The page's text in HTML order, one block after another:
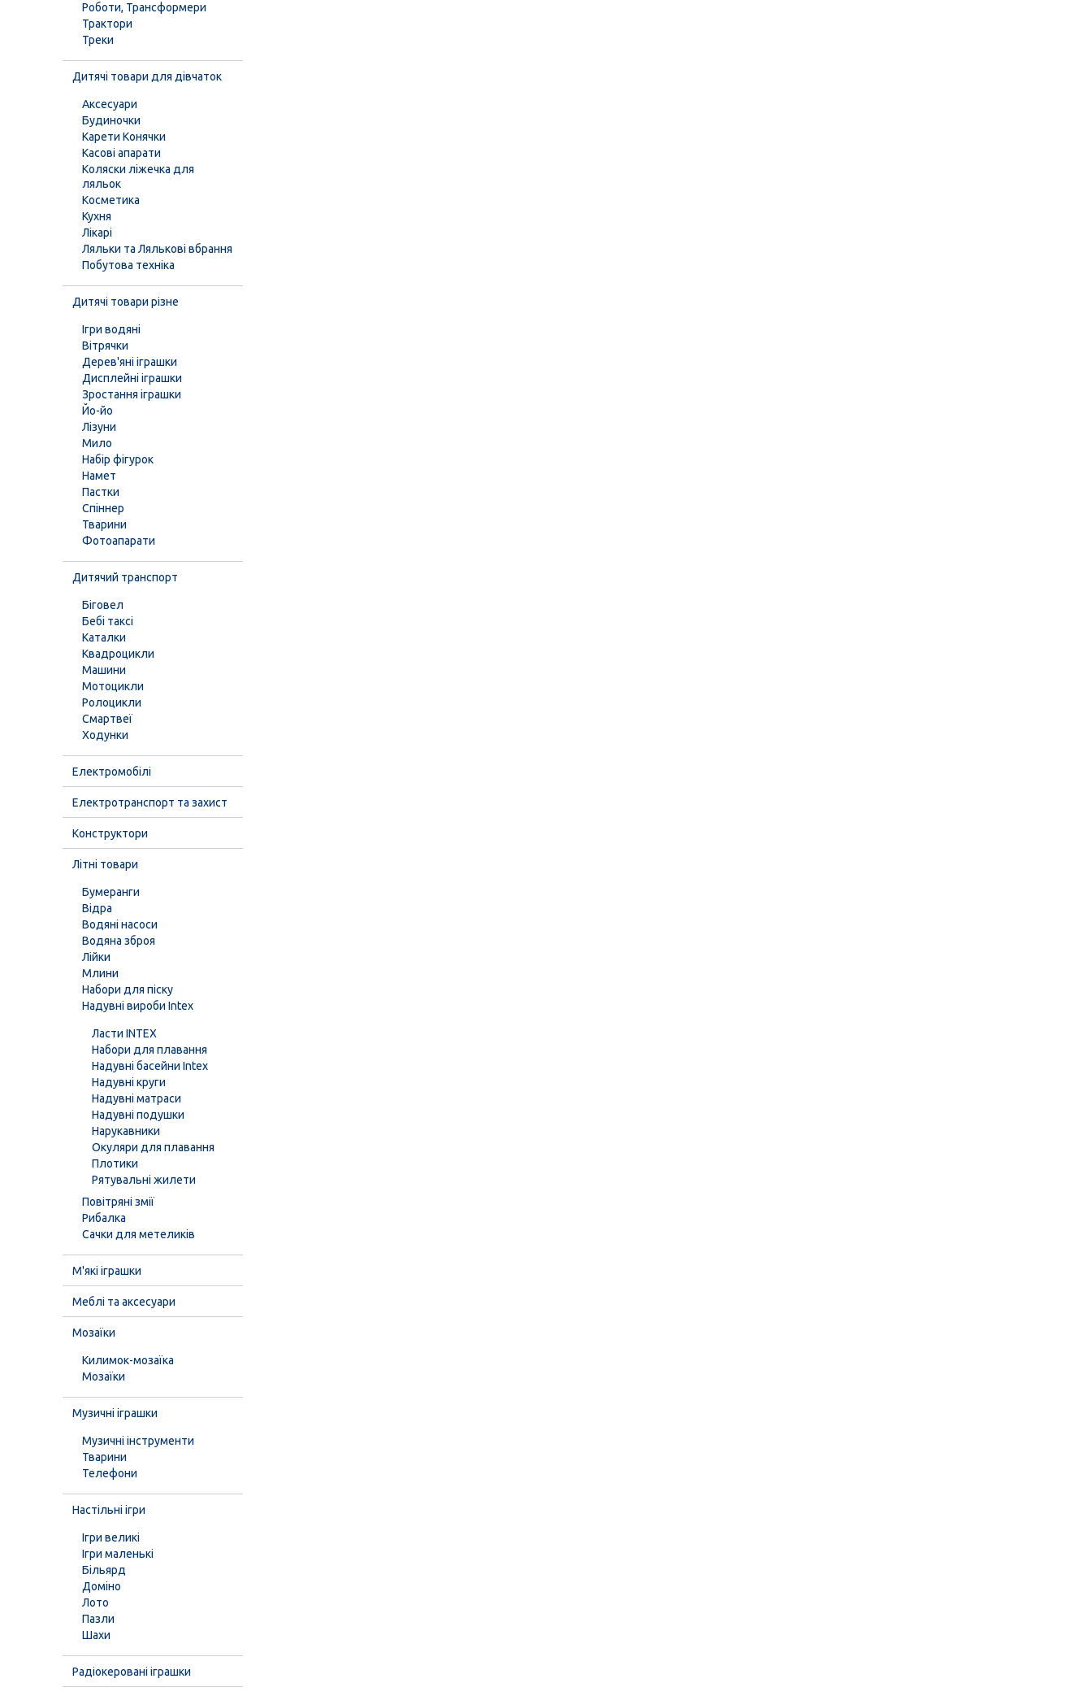
Роботи, Трансформери
Трактори
Треки
Дитячі товари для дівчаток
Аксесуари
Будиночки
Карети Конячки
Касові апарати
Коляски ліжечка для
ляльок
Косметика
Кухня
Лікарі
Ляльки та Лялькові вбрання
Побутова техніка
Дитячі товари різне
Ігри водяні
Вітрячки
Дерев'яні іграшки
Дисплейні іграшки
Зростання іграшки
Йо-йо
Лізуни
Мило
Набір фігурок
Намет
Пастки
Спіннер
Тварини
Фотоапарати
Дитячий транспорт
Біговел
Бебі таксі
Каталки
Квадроцикли
Машини
Мотоцикли
Ролоцикли
Смартвеї
Ходунки
Електромобілі
Електротранспорт та захист
Конструктори
Літні товари
Бумеранги
Відра
Водяні насоси
Водяна зброя
Лійки
Млини
Набори для піску
Надувні вироби Intex
Ласти INTEX
Набори для плавання
Надувні басейни Intex
Надувні круги
Надувні матраси
Надувні подушки
Нарукавники
Окуляри для плавання
Плотики
Рятувальні жилети
Повітряні змії
Рибалка
Сачки для метеликів
М'які іграшки
Меблі та аксесуари
Мозаїки
Килимок-мозаїка
Мозаїки
Музичні іграшки
Музичні інструменти
Тварини
Телефони
Настільні ігри
Ігри великі
Ігри маленькі
Більярд
Доміно
Лото
Пазли
Шахи
Радіокеровані іграшки